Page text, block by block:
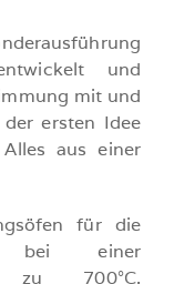
und
mit und
ersten Idee
aus einer
für die
bei einer
zu 700°C.